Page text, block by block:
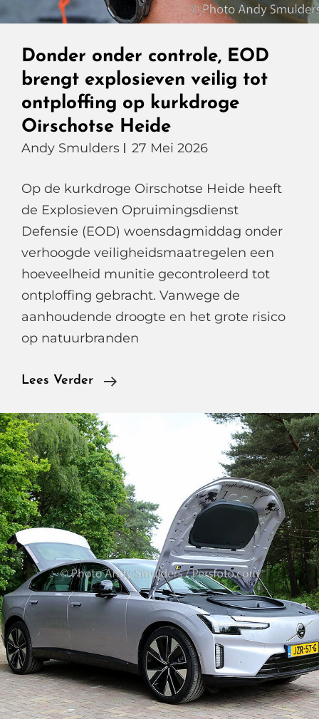
Donder onder controle, EOD
brengt explosieven veilig tot
ontploffing op kurkdroge
Oirschotse Heide
Andy Smulders 27 Mei 2026
Op de kurkdroge Oirschotse Heide heeft
de Explosieven Opruimingsdienst
Defensie (EOD) woensdagmiddag onder
verhoogde veiligheidsmaatregelen een
hoeveelheid munitie gecontroleerd tot
ontploffing gebracht. Vanwege de
aanhoudende droogte en het grote risico
op natuurbranden
Lees Verder
Donder
Brengt
Explosieven
Veilig
Tot
Ontploffing
Op
Kurkdroge
Oirschotse
Heide